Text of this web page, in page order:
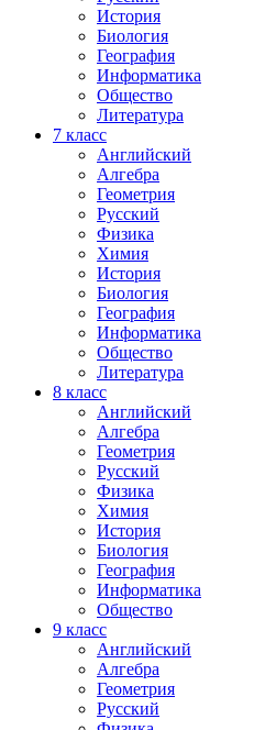
История
Биология
География
Информатика
Общество
Литература
7 класс
Английский
Алгебра
Геометрия
Русский
Физика
Химия
История
Биология
География
Информатика
Общество
Литература
8 класс
Английский
Алгебра
Геометрия
Русский
Физика
Химия
История
Биология
География
Информатика
Общество
9 класс
Английский
Алгебра
Геометрия
Русский